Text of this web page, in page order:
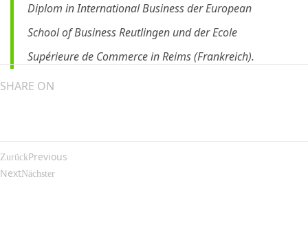
Diplom in International Business der European
School of Business Reutlingen und der Ecole
Supérieure de Commerce in Reims (Frankreich).
SHARE ON
ZurückPrevious
NextNächster